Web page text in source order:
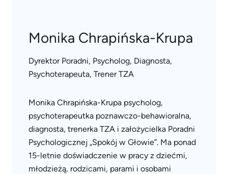
Monika Chrapińska-Krupa
Dyrektor Poradni, Psycholog, Diagnosta,
Psychoterapeuta, Trener TZA
Monika Chrapińska-Krupa psycholog,
psychoterapeutka poznawczo-behawioralna,
diagnosta, trenerka TZA i założycielka Poradni
Psychologicznej „Spokój w Głowie”. Ma ponad
15-letnie doświadczenie w pracy z dziećmi,
młodzieżą, rodzicami, parami i osobami